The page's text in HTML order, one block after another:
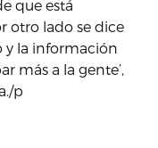
que está
otro lado se dice
y la información
más a la gente’,
p